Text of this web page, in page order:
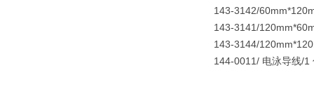
143-3142/
143-3141/
143-3144/
144-0011/ 电泳导线/1